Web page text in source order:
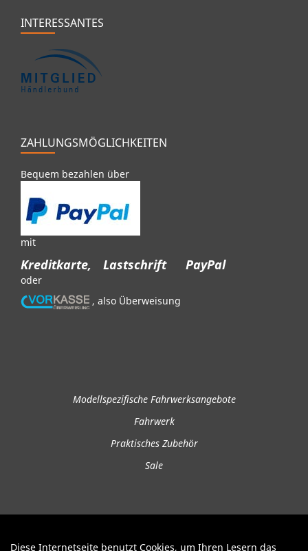
INTERESSANTES
ZAHLUNGSMÖGLICHKEITEN
Bequem bezahlen über
mit
Kreditkarte, Lastschrift PayPal
oder
, also Überweisung
Modellspezifische Fahrwerksangebote
Fahrwerk
Praktisches Zubehör
Sale
Diese Internetseite benutzt Cookies, um Ihren Lesern das